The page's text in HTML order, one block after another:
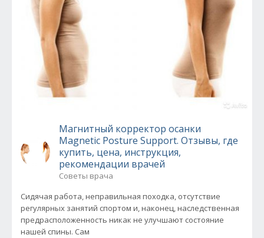
Магнитный корректор осанки
Magnetic Posture Support. Отзывы, где
купить, цена, инструкция,
рекомендации врачей
Советы врача
Сидячая работа, неправильная походка, отсутствие
регулярных занятий спортом и, наконец, наследственная
предрасположенность никак не улучшают состояние
нашей спины. Сам